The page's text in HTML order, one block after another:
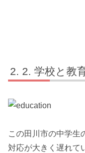
2. 学校と教
この田川市の中学生
対応が大きく遅れて